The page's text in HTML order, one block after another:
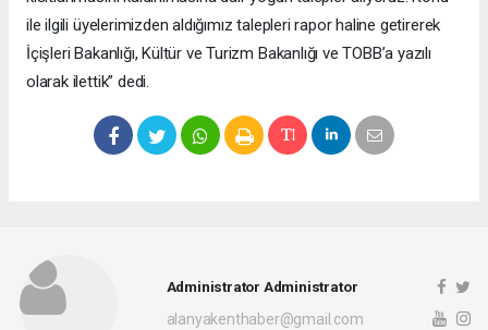
ile ilgili üyelerimizden aldığımız talepleri rapor haline getirerek
İçişleri Bakanlığı, Kültür ve Turizm Bakanlığı ve TOBB’a yazılı
olarak ilettik” dedi.
Administrator Administrator
alanyakenthaber@gmail.com